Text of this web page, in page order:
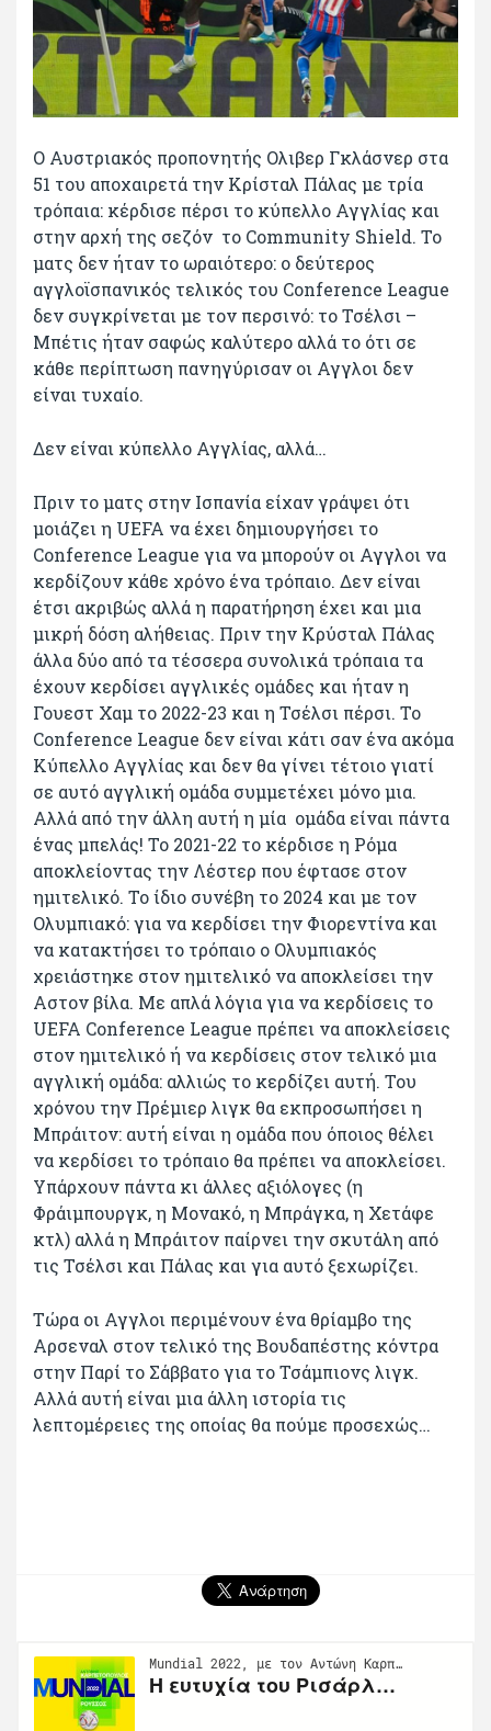
Ο Αυστριακός προπονητής Ολιβερ Γκλάσνερ στα
51 του αποχαιρετά την Κρίσταλ Πάλας με τρία
τρόπαια: κέρδισε πέρσι το κύπελλο Αγγλίας και
στην αρχή της σεζόν το Community Shield. Το
ματς δεν ήταν το ωραιότερο: ο δεύτερος
αγγλοϊσπανικός τελικός του Conference League
δεν συγκρίνεται με τον περσινό: το Τσέλσι –
Μπέτις ήταν σαφώς καλύτερο αλλά το ότι σε
κάθε περίπτωση πανηγύρισαν οι Αγγλοι δεν
είναι τυχαίο.
Δεν είναι κύπελλο Αγγλίας, αλλά…
Πριν το ματς στην Ισπανία είχαν γράψει ότι
μοιάζει η UEFA να έχει δημιουργήσει το
Conference League για να μπορούν οι Αγγλοι να
κερδίζουν κάθε χρόνο ένα τρόπαιο. Δεν είναι
έτσι ακριβώς αλλά η παρατήρηση έχει και μια
μικρή δόση αλήθειας. Πριν την Κρύσταλ Πάλας
άλλα δύο από τα τέσσερα συνολικά τρόπαια τα
έχουν κερδίσει αγγλικές ομάδες και ήταν η
Γουεστ Χαμ το 2022-23 και η Τσέλσι πέρσι. Το
Conference League δεν είναι κάτι σαν ένα ακόμα
Κύπελλο Αγγλίας και δεν θα γίνει τέτοιο γιατί
σε αυτό αγγλική ομάδα συμμετέχει μόνο μια.
Αλλά από την άλλη αυτή η μία ομάδα είναι πάντα
ένας μπελάς! Το 2021-22 το κέρδισε η Ρόμα
αποκλείοντας την Λέστερ που έφτασε στον
ημιτελικό. Το ίδιο συνέβη το 2024 και με τον
Ολυμπιακό: για να κερδίσει την Φιορεντίνα και
να κατακτήσει το τρόπαιο ο Ολυμπιακός
χρειάστηκε στον ημιτελικό να αποκλείσει την
Αστον βίλα. Με απλά λόγια για να κερδίσεις το
UEFA Conference League πρέπει να αποκλείσεις
στον ημιτελικό ή να κερδίσεις στον τελικό μια
αγγλική ομάδα: αλλιώς το κερδίζει αυτή. Του
χρόνου την Πρέμιερ λιγκ θα εκπροσωπήσει η
Μπράιτον: αυτή είναι η ομάδα που όποιος θέλει
να κερδίσει το τρόπαιο θα πρέπει να αποκλείσει.
Υπάρχουν πάντα κι άλλες αξιόλογες (η
Φράιμπουργκ, η Μονακό, η Μπράγκα, η Χετάφε
κτλ) αλλά η Μπράιτον παίρνει την σκυτάλη από
τις Τσέλσι και Πάλας και για αυτό ξεχωρίζει.
Τώρα οι Αγγλοι περιμένουν ένα θρίαμβο της
Αρσεναλ στον τελικό της Βουδαπέστης κόντρα
στην Παρί το Σάββατο για το Τσάμπιονς λιγκ.
Αλλά αυτή είναι μια άλλη ιστορία τις
λεπτομέρειες της οποίας θα πούμε προσεχώς…